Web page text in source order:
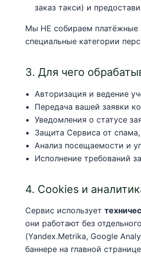
заказ такси) и
Мы НЕ собираем платёжные
специальные категории
3. Для чего
Авторизация и ведение
Передача вашей заявки
Уведомления о статусе
Защита Сервиса от
Анализ посещаемости и
Исполнение требований
4. Cookies и
Сервис использует
они работают без
(Yandex.Metrika, Google
баннере на главной